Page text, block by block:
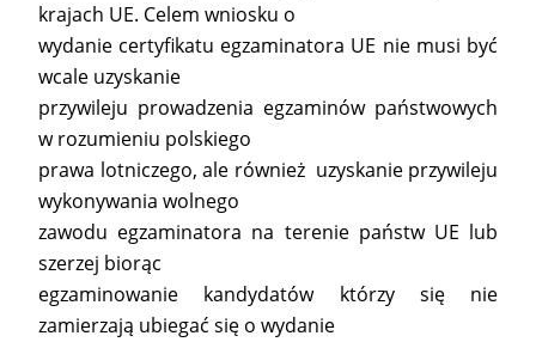
krajach UE. Celem wniosku o
wydanie certyfikatu egzaminatora UE nie musi być
wcale uzyskanie
przywileju prowadzenia egzaminów państwowych
w rozumieniu polskiego
prawa lotniczego, ale również uzyskanie przywileju
wykonywania wolnego
zawodu egzaminatora na terenie państw UE lub
szerzej biorąc
egzaminowanie kandydatów którzy się nie
zamierzają ubiegać się o wydanie